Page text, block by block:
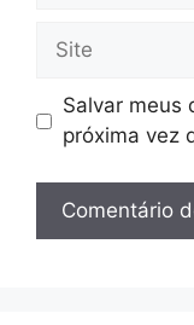
Site
Salvar meus
próxima vez